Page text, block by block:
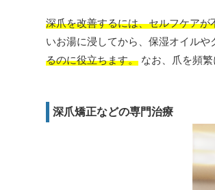
深爪を改善するには、セルフケア
いお湯に浸してから、保湿オイルや
るのに役立ちます。 なお、爪を頻
深爪矯正などの専門治療